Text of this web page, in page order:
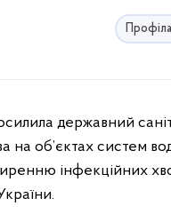
на об’єктах систем
інфекційних